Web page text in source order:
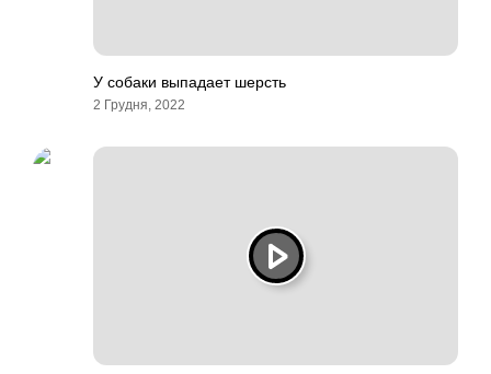
У собаки выпадает шерсть
2 Грудня, 2022